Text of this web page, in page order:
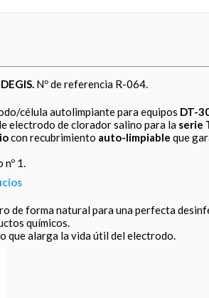
Nº de referencia R-064.
célula autolimpiante para equipos DT-
electrodo de clorador salino para la serie
con recubrimiento auto-limpiable que
1.
de forma natural para una perfecta
químicos.
que alarga la vida útil del electrodo.